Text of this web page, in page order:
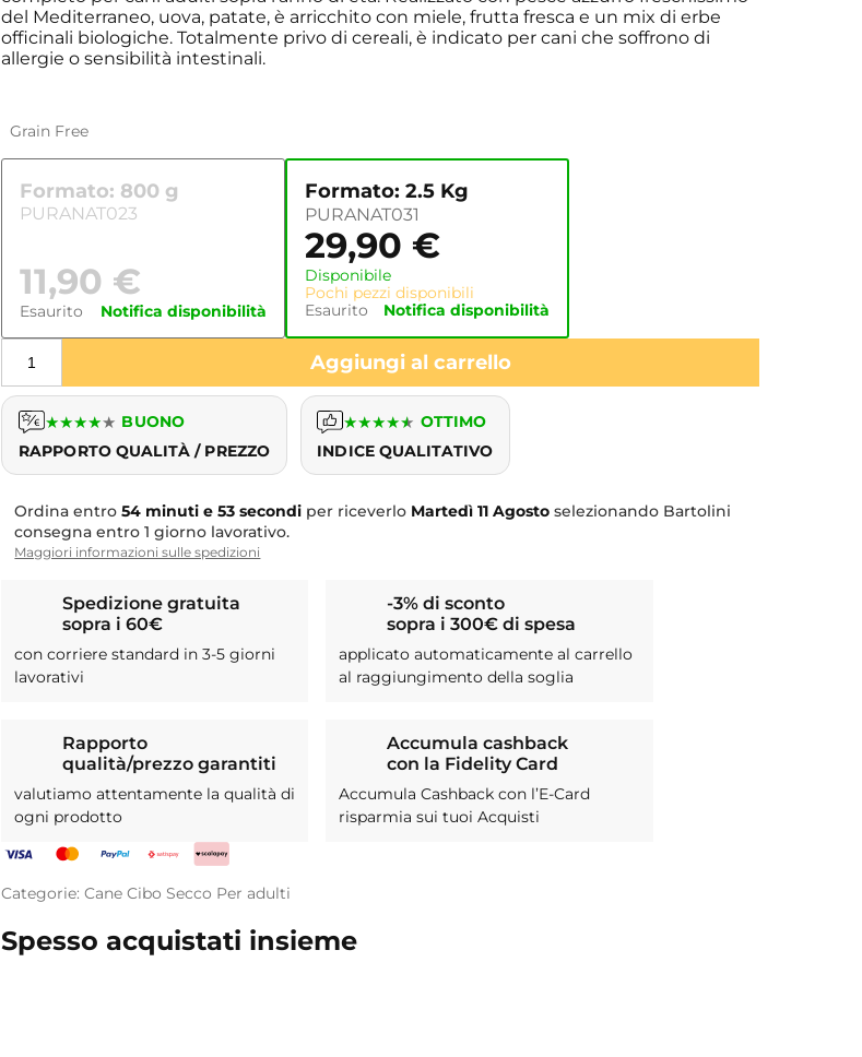
del Mediterraneo, uova, patate, è arricchito con miele, frutta fresca e un mix di erbe
officinali biologiche. Totalmente privo di cereali, è indicato per cani che soffrono di
allergie o sensibilità intestinali.
Grain Free
Formato: 800 g
PURANAT023
11,90 €
Esaurito Notifica disponibilità
Formato: 2.5 Kg
PURANAT031
29,90 €
Disponibile
Pochi pezzi disponibili
Esaurito
Notifica disponibilità
Aggiungi al carrello
★★★★★ BUONO
RAPPORTO QUALITÀ / PREZZO
★★★★★ OTTIMO
INDICE QUALITATIVO
Ordina entro54 minuti e 52 secondi per riceverlo Martedì 11 Agosto selezionando Bartolini
consegna entro 1 giorno lavorativo.
Maggiori informazioni sulle spedizioni
Spedizione gratuita
sopra i 60€
con corriere standard in 3-5 giorni
lavorativi
-3% di sconto
sopra i 300€ di spesa
applicato automaticamente al carrello
al raggiungimento della soglia
Rapporto
qualità/prezzo garantiti
valutiamo attentamente la qualità di
ogni prodotto
Accumula cashback
con la Fidelity Card
Accumula Cashback con l’E-Card
risparmia sui tuoi Acquisti
Categorie:Cane Cibo Secco Per adulti
Spesso acquistati insieme